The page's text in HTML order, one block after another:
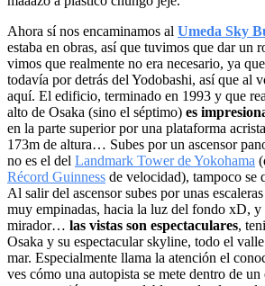
Ahora sí nos encaminamos al Umeda Sky
estaba en obras, así que tuvimos que dar un
vimos que realmente no era necesario, ya
todavía por detrás del Yodobashi, así que al
aquí. El edificio, terminado en 1993 y que
alto de Osaka (sino el séptimo) es
en la parte superior por una plataforma
173m de altura… Subes por un ascensor
no es el del Landmark Tower de Yokohama
Récord Guinness de velocidad), tampoco se
Al salir del ascensor subes por unas
muy empinadas, hacia la luz del fondo xD, y
mirador… las vistas son espectaculares,
Osaka y su espectacular skyline, todo el
mar. Especialmente llama la atención el
ves cómo una autopista se mete dentro de